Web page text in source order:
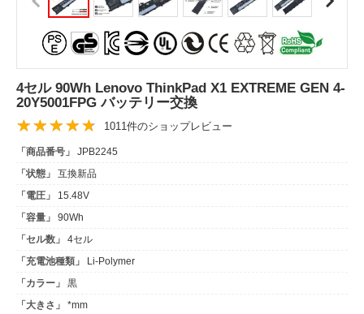
4セル 90Wh Lenovo ThinkPad X1 EXTREME GEN 4-
20Y5001FPG バッテリー交換
1011件のショップレビュー
「商品番号」
JPB2245
「状態」
互換新品
「電圧」
15.48V
「容量」
90Wh
「セル数」
4セル
「充電池種類」
Li-Polymer
「カラー」
黒
「大きさ」
*mm